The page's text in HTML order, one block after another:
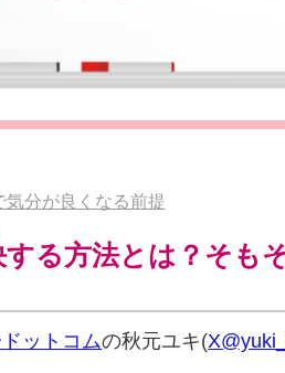
気分が良くなる前提
る方法とは？そも
ットコムの秋元ユキ(